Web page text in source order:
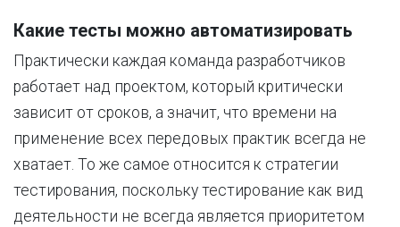
Какие тесты можно автоматизировать
Практически каждая команда разработчиков
работает над проектом, который критически
зависит от сроков, а значит, что времени на
применение всех передовых практик всегда не
хватает. То же самое относится к стратегии
тестирования, поскольку тестирование как вид
деятельности не всегда является приоритетом